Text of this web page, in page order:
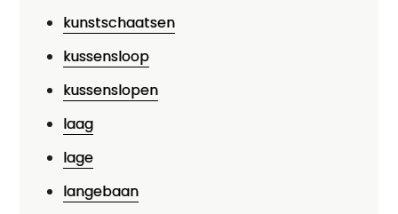
kunstschaatsen
kussensloop
kussenslopen
laag
lage
langebaan